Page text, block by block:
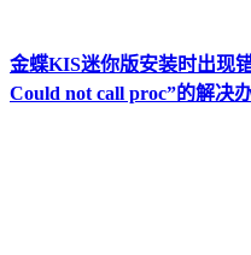
金蝶KIS迷你版安装时出现
Could not call proc”的解决